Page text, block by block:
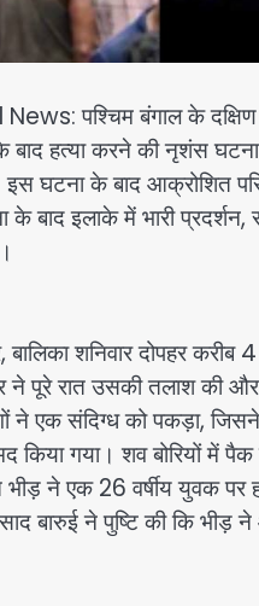
पश्चिम बंगाल के दक्षिण
बाद हत्या करने की नृशंस
घटना के बाद आक्रोशित
के बाद इलाके में भारी
बालिका शनिवार दोपहर
ने पूरे रात उसकी तलाश की
ने एक संदिग्ध को पकड़ा,
किया गया। शव बोरियों में
भीड़ ने एक 26 वर्षीय युवक
बारुई ने पुष्टि की कि भीड़